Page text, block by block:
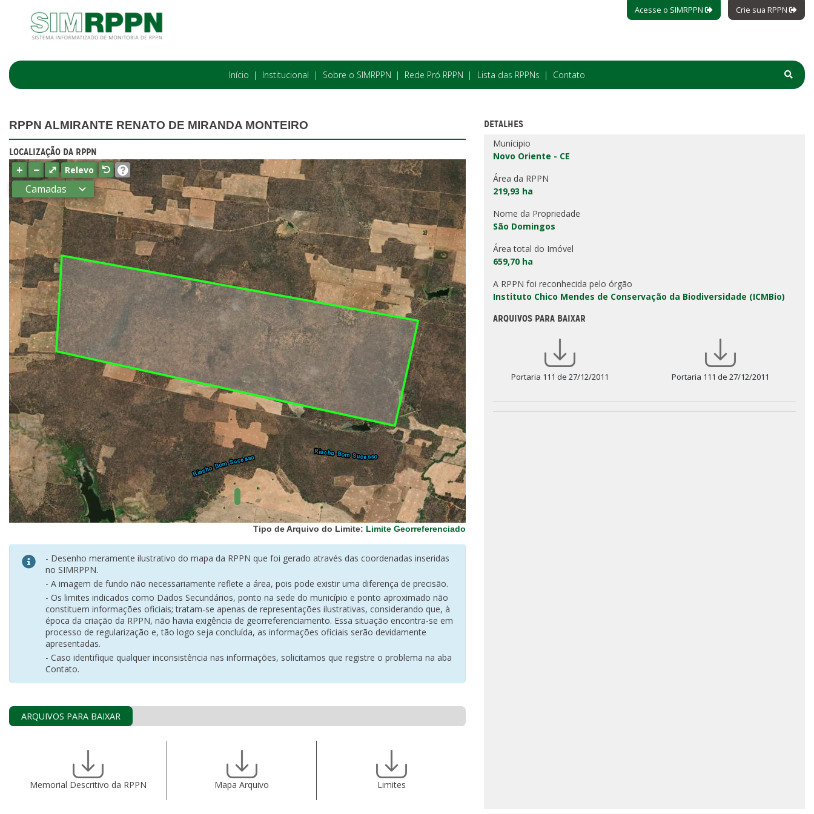
Acesse o SIMRPPN Crie sua RPPN
Início Institucional Sobre o SIMRPPN Rede Pró RPPN Lista das RPPNs Contato
RPPN ALMIRANTE RENATO DE MIRANDA MONTEIRO
LOCALIZAÇÃO DA RPPN
+ − ⤢ Relevo
Camadas
Estados
Municípios
Terras
indígenas
(FUNAI)
UC Federal
UC Estaduais
UC
Municipais
Hidrografia
1:1.000.000
(ANA)
Biomas
(IBGE)
Vegetação
(IBGE)
Rodovias
(IBGE)
Relevo
(IBGE)
Tipo de Arquivo do Limite: Limite Georreferenciado
- Desenho meramente ilustrativo do mapa da RPPN que foi gerado através das coordenadas inseridas
no SIMRPPN.
- A imagem de fundo não necessariamente reflete a área, pois pode existir uma diferença de precisão.
- Os limites indicados como Dados Secundários, ponto na sede do município e ponto aproximado não
constituem informações oficiais; tratam-se apenas de representações ilustrativas, considerando que, à
época da criação da RPPN, não havia exigência de georreferenciamento. Essa situação encontra-se em
processo de regularização e, tão logo seja concluída, as informações oficiais serão devidamente
apresentadas.
- Caso identifique qualquer inconsistência nas informações, solicitamos que registre o problema na aba
Contato.
ARQUIVOS PARA BAIXAR
Memorial Descritivo da RPPN Mapa Arquivo Limites
DETALHES
Munícipio
Novo Oriente - CE
Área da RPPN
219,93 ha
Nome da Propriedade
São Domingos
Área total do Imóvel
659,70 ha
A RPPN foi reconhecida pelo órgão
Instituto Chico Mendes de Conservação da Biodiversidade (ICMBio)
ARQUIVOS PARA BAIXAR
Portaria 111 de 27/12/2011 Portaria 111 de 27/12/2011